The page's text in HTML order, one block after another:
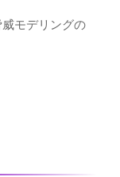
モデリングの